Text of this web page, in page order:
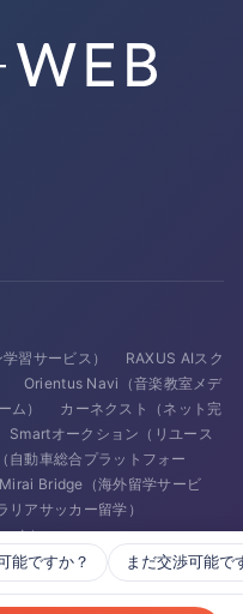
能ですか？ まだ交渉可能で
習サービス）
RAXUS AIスク
Orientus Navi（音楽教室メデ
ム）
カーネクスト（ネット完
Smartオークション（リユース
自動車総合プラットフォー
Mirai Bridge（海外留学サービ
アサッカー留学）
ム）